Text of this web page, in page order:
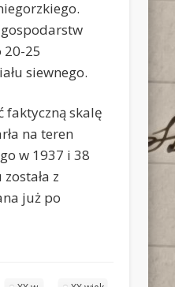
25
siewnego.
faktyczną skalę
na teren
w 1937 i 38
z
już po